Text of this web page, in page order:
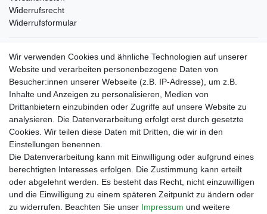
Widerrufsrecht
Widerrufsformular
Verpackungslizenz
bei der Landbell AG
Zahlungsarten
Vorabüberweisung
Rechnungskauf
Zahlung bei Abholung
PayPal (inkl. Kreditkarten)
Wir verwenden Cookies und ähnliche Technologien auf unserer
Website und verarbeiten personenbezogene Daten von
Besucher:innen unserer Webseite (z.B. IP-Adresse), um z.B.
Inhalte und Anzeigen zu personalisieren, Medien von
Drittanbietern einzubinden oder Zugriffe auf unsere Website zu
analysieren. Die Datenverarbeitung erfolgt erst durch gesetzte
Cookies. Wir teilen diese Daten mit Dritten, die wir in den
Einstellungen benennen.
Die Datenverarbeitung kann mit Einwilligung oder aufgrund eines
berechtigten Interesses erfolgen. Die Zustimmung kann erteilt
oder abgelehnt werden. Es besteht das Recht, nicht einzuwilligen
und die Einwilligung zu einem späteren Zeitpunkt zu ändern oder
zu widerrufen. Beachten Sie unser Impressum und weitere